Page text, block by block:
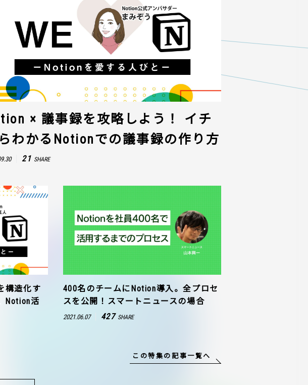
× 議事録を攻略しよう！ イチ
わかるNotionでの議事録の作り方
21 SHARE
構造化す
Notion活
400名のチームにNotion導入。全プロセ
スを公開！スマートニュースの場合
2021.06.07 427 SHARE
この特集の記事一覧へ